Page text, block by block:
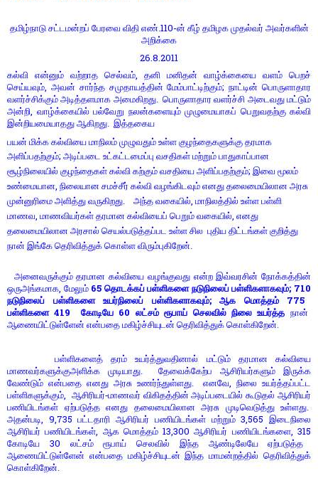
தமிழ்நாடு சட்டமன்றப் பேரவை விதி எண்.110-ன் கீழ் தமிழக முதல்வர் அவர்களின்
அறிக்கை
26.8.2011
கல்வி என்னும் வற்றாத செல்வம்
தனி மனிதன் வாழ்க்கையை வளம் பெறச்
செய்யவும் அவன் சார்ந்த சமுதாயத்தின் மேம்பாட்டிற்கும்;நாட்டின் பொருளாதார
வளர்ச்சிக்கும் அடித்தளமாக அமைகிறது. பொருளாதார வளர்ச்சி அடைவது மட்டும்
அன்றி
வாழ்க்கையில் பல்வேறு நலன்களையும் முழுமையாகப் பெறுவதற்கு கல்வி
இன்றியமையாதது ஆகிறது. இத்தகைய
பயன் மிக்க கல்வியை மாநிலம் முழுவதும் உள்ள குழந்தைகளுக்கு தரமாக
அளிப்பதற்கும்; அடிப்படை உட்கட்டமைப்பு வசதிகள் மற்றும் பாதுகாப்பான
சூழ்நிலையில் குழந்தைகள் கல்வி கற்கும் வசதியை அளிப்பதற்கும்; இவை மூலம்
உண்மையான, நிலையான சமச்சீர் கல்வி வழங்கிடவும் எனது தலைமையிலான அரசு
முன்னுரிமை அளித்து வருகிறது. அந்த வகையில், மாநிலத்தில் உள்ள பள்ளி
மாணவ, மாணவியர்கள் தரமான கல்வியைப் பெறும் வகையில், எனது
தலைமையிலான அரசால் செயல்படுத்தப்பட உள்ள சில புதிய திட்டங்கள் குறித்து
நான் இங்கே தெரிவித்துக் கொள்ள விரும்புகிறேன்.
அனைவருக்கும் தரமான கல்வியை வழங்குவது என்ற இவ்வரசின் நோக்கத்தின்
ஒருஅங்கமாக, மேலும் 65 தொடக்கப் பள்ளிகளை நடுநிலைப் பள்ளிகளாகவும்; 710
நடுநிலைப் பள்ளிகளை உயர்நிலைப் பள்ளிகளாகவும்;ஆக மொத்தம் 775
பள்ளிகளை419 கோடியே 60 லட்சம் ரூபாய் செலவில் நிலை உயர்த்த நான்
ஆணையிட்டுள்ளேன் என்பதை மகிழ்ச்சியுடன் தெரிவித்துக் கொள்கிறேன்.
பள்ளிகளைத் தரம் உயர்த்துவதினால் மட்டும் தரமான கல்வியை
மாணவர்களுக்குஅளிக்க முடியாது. தேவைக்கேற்ப ஆசிரியர்களும் இருக்க
வேண்டும் என்பதை எனது அரசு உணர்ந்துள்ளது. எனவே,நிலை உயர்த்தப்பட்ட
பள்ளிகளுக்கும், ஆசிரியர்-மாணவர் விகிதத்தின் அடிப்படையில் கூடுதல் ஆசிரியர்
பணியிடங்கள் ஏற்படுத்த எனது தலைமையிலான அரசு முடிவெடுத்து உள்ளது.
அதன்படி, 9,735 பட்டதாரி ஆசிரியர் பணியிடங்கள் மற்றும்3,565 இடைநிலை
ஆசிரியர் பணியிடங்கள், ஆக மொத்தம்13,300 ஆசிரியர் பணியிடங்களை, 315
கோடியே 30 லட்சம் ரூபாய் செலவில் இந்த ஆண்டிலேயே ஏற்படுத்த
ஆணையிட்டுள்ளேன் என்பதை மகிழ்ச்சியுடன் இந்த மாமன்றத்தில் தெரிவித்துக்
கொள்கிறேன்.